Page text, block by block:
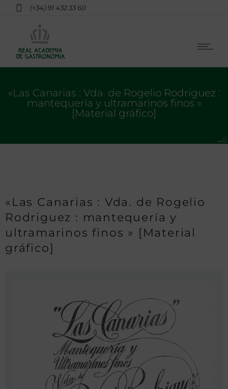
(+34) 91 432 33 60
«Las Canarias : Vda. de Rogelio Rodriguez :
mantequería y ultramarinos finos »
[Material gráfico]
«Las Canarias : Vda. de Rogelio
Rodriguez : mantequería y
ultramarinos finos » [Material
gráfico]